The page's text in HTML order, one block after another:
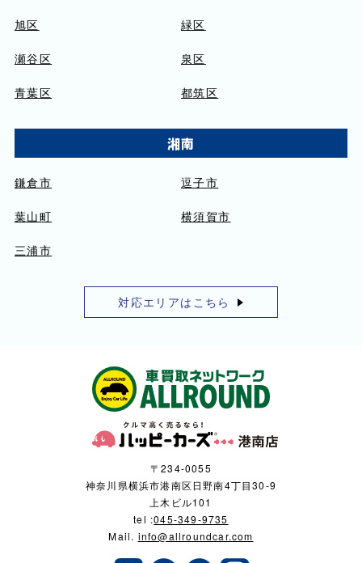
旭区 緑区
瀬谷区 泉区
青葉区 都筑区
湘南
鎌倉市 逗子市
葉山町 横須賀市
三浦市
対応エリアはこちら
〒234-0055
神奈川県横浜市港南区日野南4丁目30-9
上木ビル101
tel :045-349-9735
Mail. info@allroundcar.com